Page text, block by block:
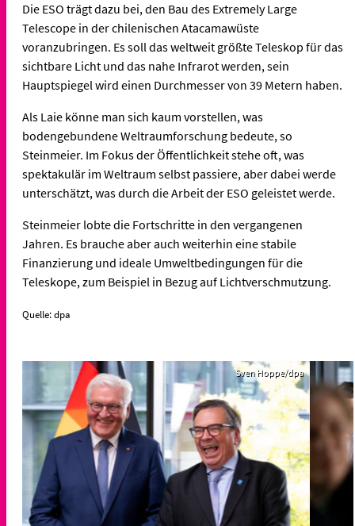
Die ESO trägt dazu bei, den Bau des Extremely Large
Telescope in der chilenischen Atacamawüste
voranzubringen. Es soll das weltweit größte Teleskop für das
sichtbare Licht und das nahe Infrarot werden, sein
Hauptspiegel wird einen Durchmesser von 39 Metern haben.
Als Laie könne man sich kaum vorstellen, was
bodengebundene Weltraumforschung bedeute, so
Steinmeier. Im Fokus der Öffentlichkeit stehe oft, was
spektakulär im Weltraum selbst passiere, aber dabei werde
unterschätzt, was durch die Arbeit der ESO geleistet werde.
Steinmeier lobte die Fortschritte in den vergangenen
Jahren. Es brauche aber auch weiterhin eine stabile
Finanzierung und ideale Umweltbedingungen für die
Teleskope, zum Beispiel in Bezug auf Lichtverschmutzung.
Quelle: dpa
Sven Hoppe/dpa